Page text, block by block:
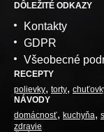
DÔLEŽITÉ ODKAZY
Kontakty
GDPR
Všeobecné
RECEPTY
polievky torty
NÁVODY
domácnosť
kuchyňa
zdravie